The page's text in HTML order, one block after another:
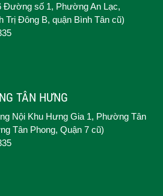
Đường số 1, Phường An Lạc,
Trị Đông B, quận Bình Tân cũ)
TÂN HƯNG
Nội Khu Hưng Gia 1, Phường Tân
Tân Phong, Quận 7 cũ)